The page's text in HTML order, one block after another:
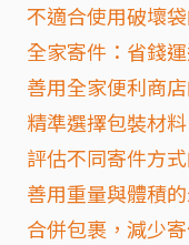
不適合使用破壞袋
全家寄件：省錢
善用全家便利商
精準選擇包裝材
評估不同寄件方
善用重量與體積
合併包裹，減少